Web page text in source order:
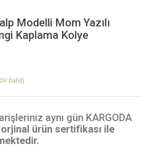
Modelli Mom Yazılı
Kaplama Kolye
Dahil)
aynı gün KARGODA
ürün sertifikası ile